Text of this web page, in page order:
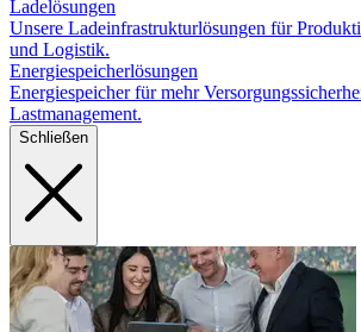
Ladelösungen
Unsere Ladeinfrastrukturlösungen für
und Logistik.
Energiespeicherlösungen
Energiespeicher für mehr
Lastmanagement.
Schließen